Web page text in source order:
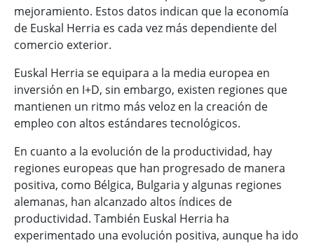
mejoramiento. Estos datos indican que la economía
de Euskal Herria es cada vez más dependiente del
comercio exterior.
Euskal Herria se equipara a la media europea en
inversión en I+D, sin embargo, existen regiones que
mantienen un ritmo más veloz en la creación de
empleo con altos estándares tecnológicos.
En cuanto a la evolución de la productividad, hay
regiones europeas que han progresado de manera
positiva, como Bélgica, Bulgaria y algunas regiones
alemanas, han alcanzado altos índices de
productividad. También Euskal Herria ha
experimentado una evolución positiva, aunque ha ido